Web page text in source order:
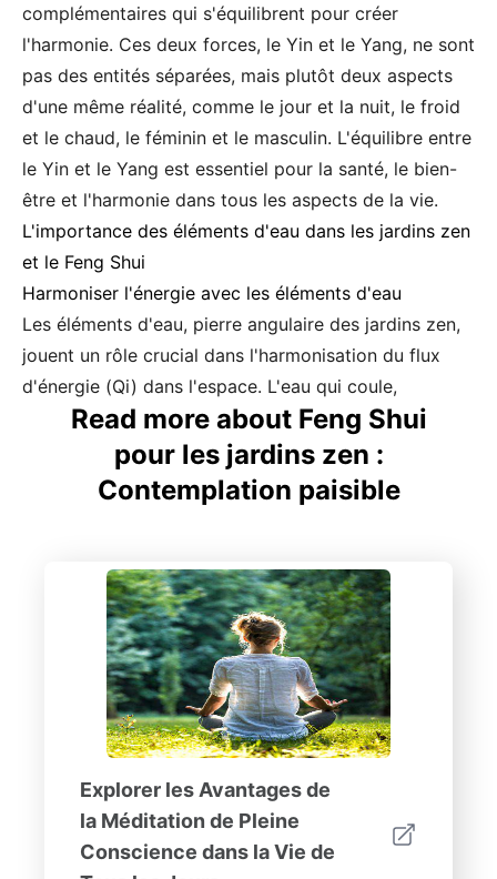
complémentaires qui s'équilibrent pour créer
l'harmonie. Ces deux forces, le Yin et le Yang, ne sont
pas des entités séparées, mais plutôt deux aspects
d'une même réalité, comme le jour et la nuit, le froid
et le chaud, le féminin et le masculin. L'équilibre entre
le Yin et le Yang est essentiel pour la santé, le bien-
être et l'harmonie dans tous les aspects de la vie.
L'importance des éléments d'eau dans les jardins zen
et le Feng Shui
Harmoniser l'énergie avec les éléments d'eau
Les éléments d'eau, pierre angulaire des jardins zen,
jouent un rôle crucial dans l'harmonisation du flux
d'énergie (Qi) dans l'espace. L'eau qui coule,
Read more about Feng Shui
pour les jardins zen :
Contemplation paisible
Explorer les Avantages de
la Méditation de Pleine
Conscience dans la Vie de